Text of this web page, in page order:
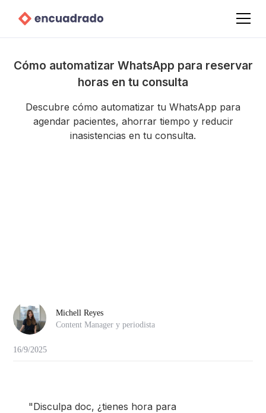
Cómo automatizar WhatsApp para reservar
horas en tu consulta
Descubre cómo automatizar tu WhatsApp para
agendar pacientes, ahorrar tiempo y reducir
inasistencias en tu consulta.
Michell Reyes
Content Manager y periodista
16/9/2025
"Disculpa doc, ¿tienes hora para